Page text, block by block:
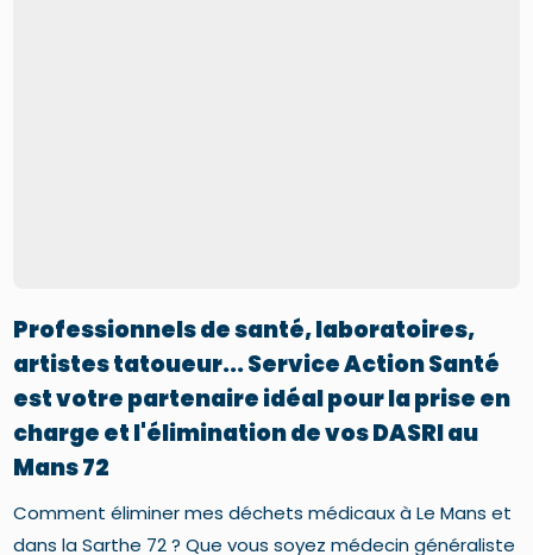
Professionnels de santé, laboratoires,
artistes tatoueur... Service Action Santé
est votre partenaire idéal pour la prise en
charge et l'élimination de vos DASRI au
Mans 72
Comment éliminer mes déchets médicaux à Le Mans et
dans la Sarthe 72 ? Que vous soyez médecin généraliste